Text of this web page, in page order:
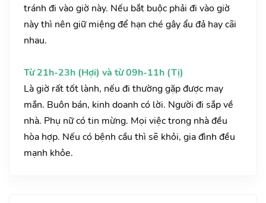
tránh đi vào giờ này. Nếu bắt buộc phải đi vào giờ
này thì nên giữ miệng để hạn ché gây ẩu đả hay cãi
nhau.
Từ 21h-23h (Hợi) và từ 09h-11h (Tị)
Là giờ rất tốt lành, nếu đi thường gặp được may
mắn. Buôn bán, kinh doanh có lời. Người đi sắp về
nhà. Phụ nữ có tin mừng. Mọi việc trong nhà đều
hòa hợp. Nếu có bệnh cầu thì sẽ khỏi, gia đình đều
mạnh khỏe.